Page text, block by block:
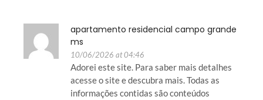
apartamento residencial campo grande
ms
10/06/2026 at 04:46
Adorei este site. Para saber mais detalhes
acesse o site e descubra mais. Todas as
informações contidas são conteúdos